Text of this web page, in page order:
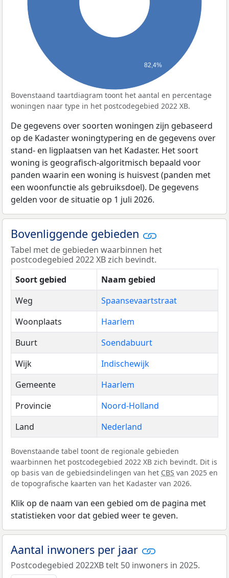
82,4%
Bovenstaand taartdiagram toont het aantal en percentage
woningen naar type in het postcodegebied 2022 XB.
De gegevens over soorten woningen zijn gebaseerd
op de Kadaster woningtypering en de gegevens over
stand- en ligplaatsen van het Kadaster. Het soort
woning is geografisch-algoritmisch bepaald voor
panden waarin een woning is huisvest (panden met
een woonfunctie als gebruiksdoel). De gegevens
gelden voor de situatie op 1 juli 2026.
Bovenliggende gebieden
Tabel met de gebieden waarbinnen het
postcodegebied 2022 XB zich bevindt.
Soort gebied
Naam gebied
Weg
Spaansevaartstraat
Woonplaats
Haarlem
Buurt
Soendabuurt
Wijk
Indischewijk
Gemeente
Haarlem
Provincie
Noord-Holland
Land
Nederland
Bovenstaande tabel toont de regionale gebieden
waarbinnen het postcodegebied 2022 XB zich bevindt. Dit is
op basis van de gebiedsindelingen van het CBS van 2025 en
de topografische kaarten van het Kadaster van 2026.
Klik op de naam van een gebied om de pagina met
statistieken voor dat gebied weer te geven.
Aantal inwoners per jaar
Postcodegebied 2022XB telt 50 inwoners in 2025.